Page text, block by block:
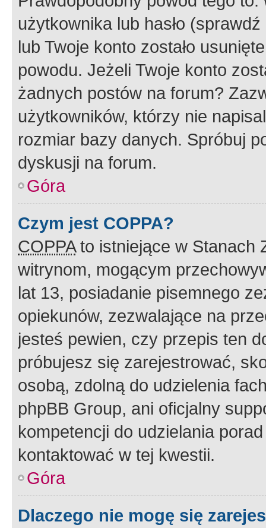
użytkownika lub hasło
lub Twoje konto zostało
powodu. Jeżeli Twoje konto
żadnych postów na forum?
użytkowników, którzy nie
rozmiar bazy danych. Spróbuj
dyskusji na forum.
Góra
Czym jest COPPA?
COPPAto istniejące w Stanach
witrynom, mogącym
lat 13, posiadanie pisemnego
opiekunów, zezwalające na
jesteś pewien, czy przepis ten
próbujesz się zarejestrować,
osobą, zdolną do udzielenia
phpBB Group, ani oficjalny
kompetencji do udzielania
kontaktować w tej kwestii.
Góra
Dlaczego nie mogę się